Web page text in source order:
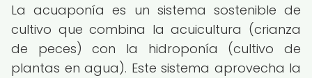
La acuaponía es un sistema sostenible de
cultivo que combina la acuicultura (crianza
de peces) con la hidroponía (cultivo de
plantas en agua). Este sistema aprovecha la